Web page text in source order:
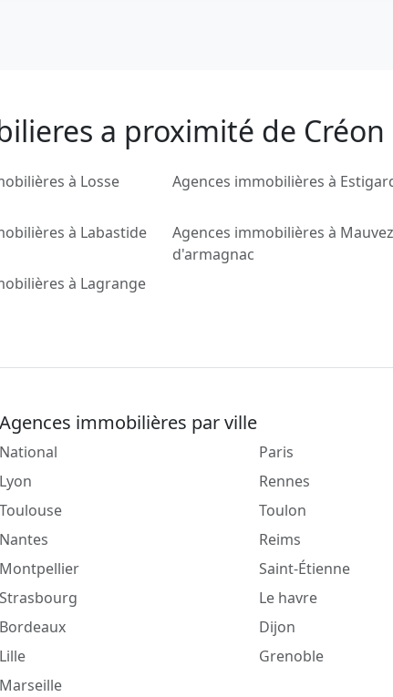
a proximité de
à Losse Agences immobilières à
à Labastide
Agences immobilières à
d'armagnac
à Lagrange
Agences immobilières par ville
National
Lyon
Toulouse
Nantes
Montpellier
Strasbourg
Bordeaux
Lille
Marseille
Paris
Rennes
Toulon
Reims
Saint-Étienne
Le havre
Dijon
Grenoble